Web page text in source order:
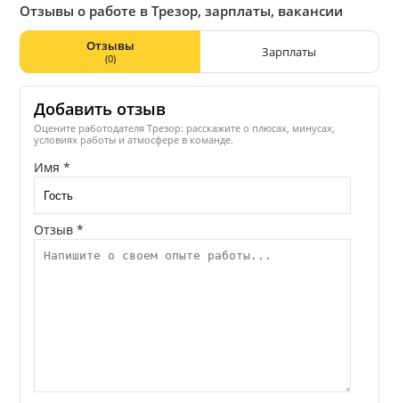
Отзывы о работе в Трезор, зарплаты, вакансии
Отзывы
(0) Зарплаты
Добавить отзыв
Оцените работодателя Трезор: расскажите о плюсах, минусах,
условиях работы и атмосфере в команде.
Имя *
Отзыв *